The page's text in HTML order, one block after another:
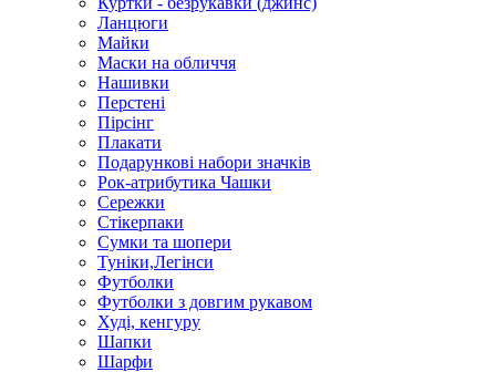
Ланцюги
Майки
Маски на обличчя
Нашивки
Перстені
Пірсінг
Плакати
Подарункові набори значків
Рок-атрибутика Чашки
Сережки
Стікерпаки
Сумки та шопери
Туніки,Легінси
Футболки
Футболки з довгим рукавом
Худі, кенгуру
Шапки
Шарфи